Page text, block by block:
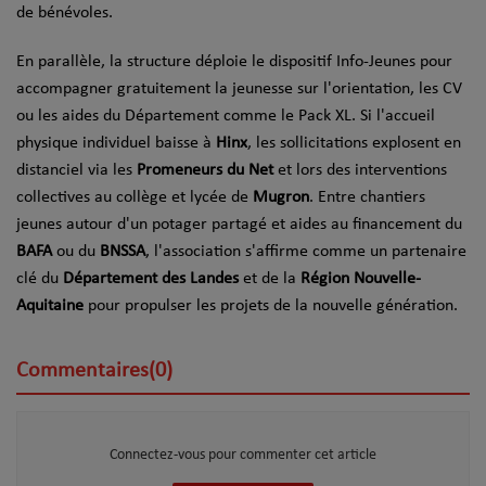
de bénévoles.
En parallèle, la structure déploie le dispositif Info-Jeunes pour
accompagner gratuitement la jeunesse sur l'orientation, les CV
ou les aides du Département comme le Pack XL. Si l'accueil
physique individuel baisse à Hinx, les sollicitations explosent en
distanciel via les Promeneurs du Netet lors des interventions
collectives au collège et lycée de Mugron. Entre chantiers
jeunes autour d'un potager partagé et aides au financement du
BAFAou du BNSSA, l'association s'affirme comme un partenaire
clé du Département des Landeset de la Région Nouvelle-
Aquitaine pour propulser les projets de la nouvelle génération.
Commentaires(0)
Connectez-vous pour commenter cet article